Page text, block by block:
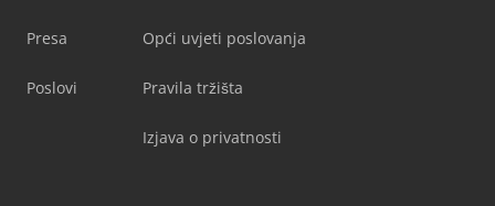
Presa
Poslovi
Opći uvjeti poslovanja
Pravila tržišta
Izjava o privatnosti